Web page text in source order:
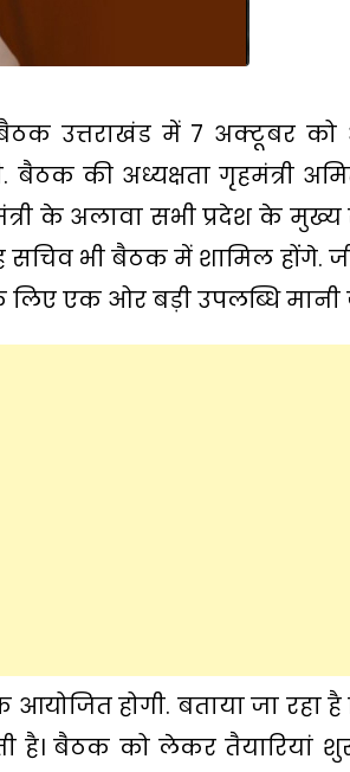
बैठक उत्तराखंड में 7 अक्टूबर
की अध्यक्षता गृहमंत्री
के अलावा सभी प्रदेश के
भी बैठक में शामिल होंगे. जी
एक ओर बड़ी उपलब्धि मानी
आयोजित होगी. बताया जा
है। बैठक को लेकर तैयारियां